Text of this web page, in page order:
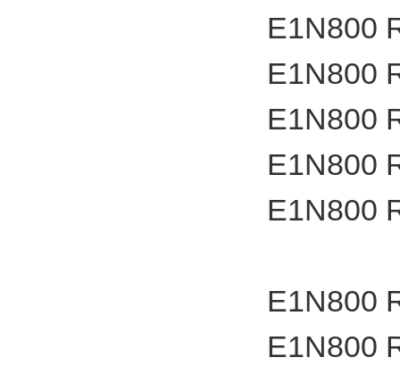
E1N800
E1N800
E1N800
E1N800
E1N800
E1N800
E1N800